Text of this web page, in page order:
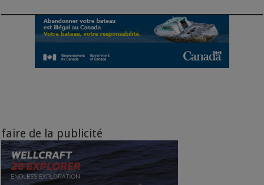
faire de la publicité